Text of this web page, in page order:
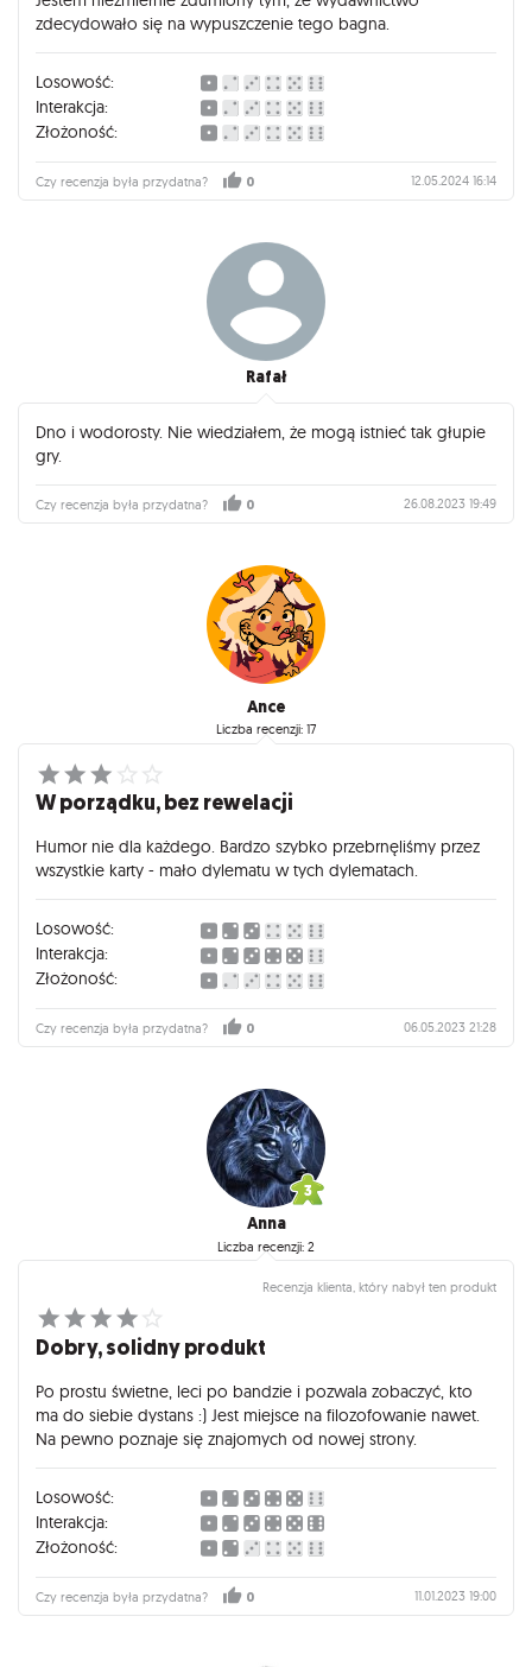
nudzi się za szybko. Świrnięte pytania zaskoczą Cię drogi
zdecydowało się na wypuszczenie tego bagna.
Losowość:
Interakcja:
Złożoność:
Czy recenzja była przydatna? 0 12.05.2024 16:14
Rafał
Dno i wodorosty. Nie wiedziałem, że mogą istnieć tak głupie
gry.
Czy recenzja była przydatna? 0 26.08.2023 19:49
Ance
Liczba recenzji: 17
W porządku, bez rewelacji
Humor nie dla każdego. Bardzo szybko przebrnęliśmy przez
wszystkie karty - mało dylematu w tych dylematach.
Losowość:
Interakcja:
Złożoność:
Czy recenzja była przydatna? 0 06.05.2023 21:28
Anna
Liczba recenzji: 2
Recenzja klienta, który nabył ten produkt
Dobry, solidny produkt
Po prostu świetne, leci po bandzie i pozwala zobaczyć, kto
ma do siebie dystans :) Jest miejsce na filozofowanie nawet.
Na pewno poznaje się znajomych od nowej strony.
Losowość:
Interakcja:
Złożoność:
Czy recenzja była przydatna? 0 11.01.2023 19:00